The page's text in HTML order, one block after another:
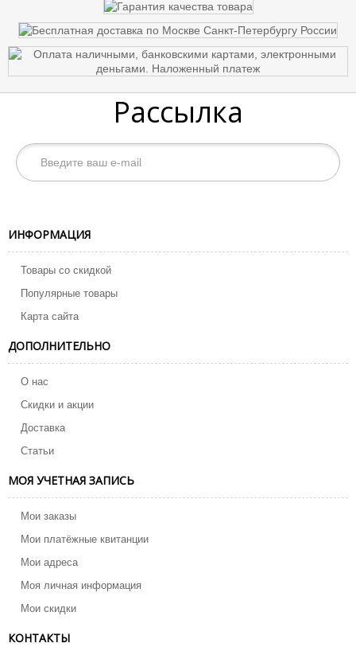
Рассылка
ИНФОРМАЦИЯ
Товары со скидкой
Популярные товары
Карта сайта
ДОПОЛНИТЕЛЬНО
О нас
Скидки и акции
Доставка
Статьи
МОЯ УЧЕТНАЯ ЗАПИСЬ
Мои заказы
Мои платёжные квитанции
Мои адреса
Моя личная информация
Мои скидки
КОНТАКТЫ